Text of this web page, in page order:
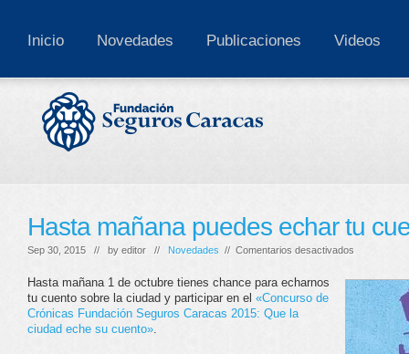
Inicio Novedades Publicaciones Videos
Hasta mañana puedes echar tu
Sep 30, 2015 // by editor // Novedades // Comentarios desactivados
mañana
puedes
echar
cuento
Hasta mañana 1 de octubre tienes chance para echarnos
tu cuento sobre la ciudad y participar en el «Concurso de
Crónicas Fundación Seguros Caracas 2015: Que la
ciudad eche su cuento».